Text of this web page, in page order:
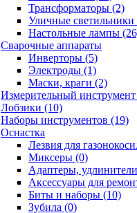
Трансформаторы (2)
Уличные
Настольные лампы
Сварочные аппараты
Инверторы (5)
Электроды (1)
Маски, краги (2)
Измерительный
Лобзики (10)
Наборы инструментов (19)
Оснастка
Лезвия для
Миксеры (0)
Адаптеры,
Аксессуары для
Биты и наборы (10)
Зубила (0)